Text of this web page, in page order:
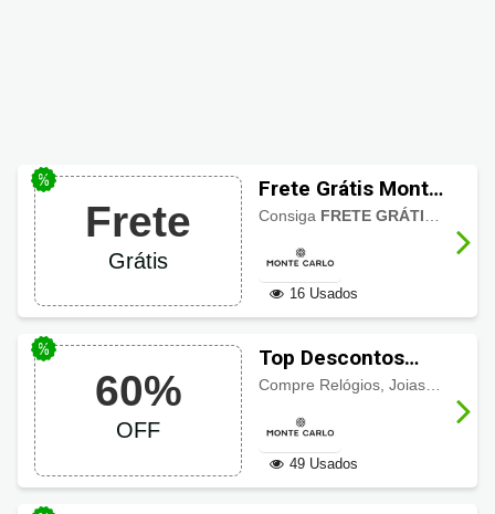
Frete
Grátis
Frete Grátis Monte
Carlo
Consiga FRETE GRÁTIS
16 Usados
60%
OFF
Top Descontos
Monte Carlo: Até
60% OFF
49 Usados